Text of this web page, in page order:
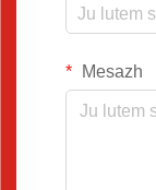
Mesazh